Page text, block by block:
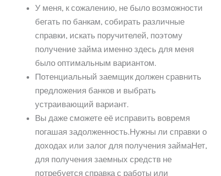
У меня, к сожалению, не было возможности
бегать по банкам, собирать различные
справки, искать поручителей, поэтому
получение займа именно здесь для меня
было оптимальным вариантом.
Потенциальный заемщик должен сравнить
предложения банков и выбрать
устраивающий вариант.
Вы даже сможете её исправить вовремя
погашая задолженность.Нужны ли справки о
доходах или залог для получения займаНет,
для получения заемных средств не
потребуется справка с работы или